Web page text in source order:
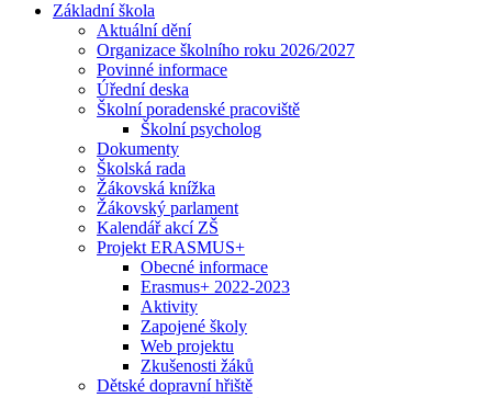
Základní škola
Aktuální dění
Organizace školního roku 2026/2027
Povinné informace
Úřední deska
Školní poradenské pracoviště
Školní psycholog
Dokumenty
Školská rada
Žákovská knížka
Žákovský parlament
Kalendář akcí ZŠ
Projekt ERASMUS+
Obecné informace
Erasmus+ 2022-2023
Aktivity
Zapojené školy
Web projektu
Zkušenosti žáků
Dětské dopravní hřiště